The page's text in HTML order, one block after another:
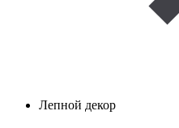
Лепной декор